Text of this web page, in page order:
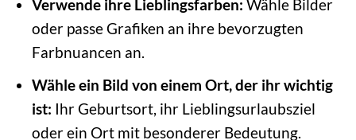
Verwende ihre Lieblingsfarben: Wähle Bilder
oder passe Grafiken an ihre bevorzugten
Farbnuancen an.
Wähle ein Bild von einem Ort, der ihr wichtig
ist: Ihr Geburtsort, ihr Lieblingsurlaubsziel
oder ein Ort mit besonderer Bedeutung.